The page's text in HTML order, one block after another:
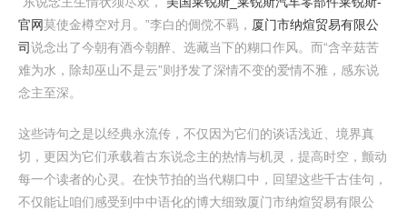
官网莫使金樽空对月。”李白的倜傥不羁， 厦门市纳煊贸易有限公
司说念出了今朝有酒今朝醉、选藏当下的糊口作风。而“含辛菇苦
难为水，除却巫山不是云”则抒发了深情不变的爱情不雅，感东说
念主至深。
这些诗句之是以经典永流传，不仅因为它们的谈话浅近、境界真
切，更因为它们承载着古东说念主的热情与机灵，提高时空，颤动
每一个读者的心灵。在快节拍的当代糊口中，回望这些千古佳句，
不仅能让咱们感受到中中语化的博大细致厦门市纳煊贸易有限公